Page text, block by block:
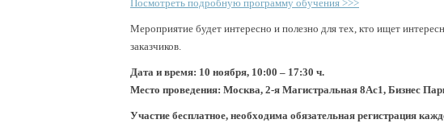
Посмотреть подробную программу обучения >>>
Мероприятие будет интересно и полезно для тех, кто ищет
заказчиков.
Дата и время: 10 ноября, 10:00 – 17:30 ч.
Место проведения: Москва, 2-я Магистральная 8Ас1, Бизнес
Участие бесплатное, необходима обязательная регистрация